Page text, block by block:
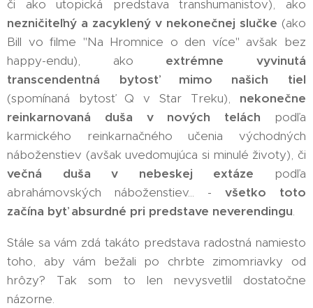
či ako utopická predstava transhumanistov), ako
nezničiteľný a zacyklený v nekonečnej slučke (ako
Bill vo filme "Na Hromnice o den více" avšak bez
happy-endu), ako extrémne vyvinutá
transcendentná bytosť mimo našich tiel
(spomínaná bytosť Q v Star Treku), nekonečne
reinkarnovaná duša v nových telách podľa
karmického reinkarnačného učenia východných
náboženstiev (avšak uvedomujúca si minulé životy), či
večná duša v nebeskej extáze podľa
abrahámovských náboženstiev... - všetko toto
začína byť absurdné pri predstave neverendingu.
Stále sa vám zdá takáto predstava radostná namiesto
toho, aby vám bežali po chrbte zimomriavky od
hrôzy? Tak som to len nevysvetlil dostatočne
názorne.